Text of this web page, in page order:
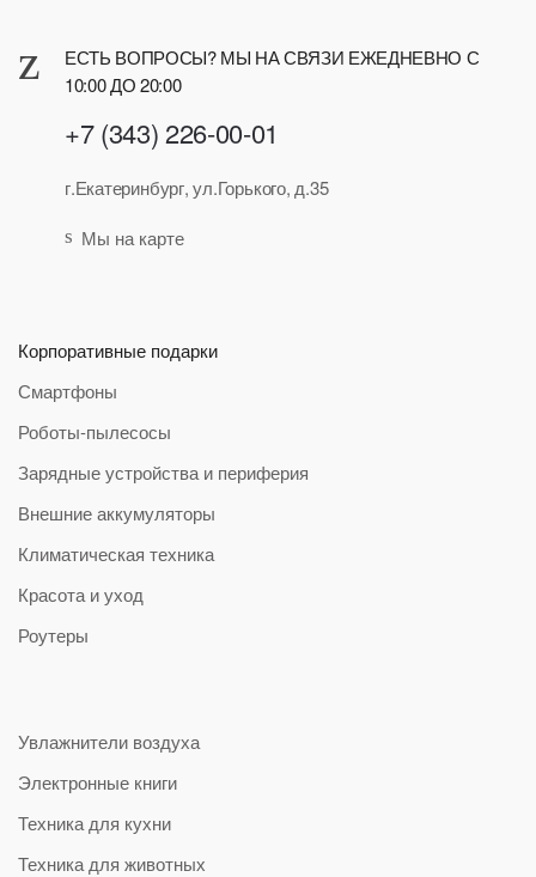
ЕСТЬ ВОПРОСЫ? МЫ НА СВЯЗИ ЕЖЕДНЕВНО С
10:00 ДО 20:00
+7 (343) 226-00-01
г.Екатеринбург, ул.Горького, д.35
Мы на карте
Корпоративные подарки
Смартфоны
Роботы-пылесосы
Зарядные устройства и периферия
Внешние аккумуляторы
Климатическая техника
Красота и уход
Роутеры
Увлажнители воздуха
Электронные книги
Техника для кухни
Техника для животных